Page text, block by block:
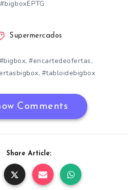
Supermercados
#bigbox,#encartedeofertas,
, #tabloidebigbox
Comments
Share Article: